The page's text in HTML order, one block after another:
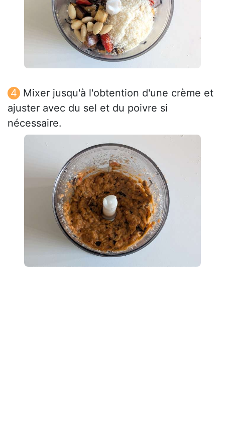
Mixer jusqu'à l'obtention d'une crème et
ajuster avec du sel et du poivre si
nécessaire.